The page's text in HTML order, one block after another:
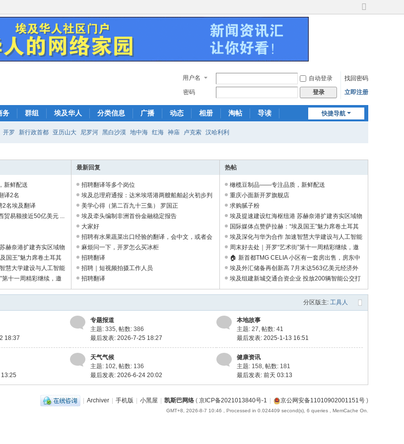
切
用户名 自动登录
找回密码
密码
登录 立即注册
快捷导航
务 群组 埃及华人 分类信息 广播 动态 相册 淘帖
导读
开罗 新行政首都 亚历山大 尼罗河 黑白沙漠 地中海 红海 神庙 卢克索 汉哈利利
新鲜配送
译2名
2名埃及翻译
贸易额接近50亿美元 ...
赫奈港扩建夯实区域物
国王”魅力席卷土耳其
慧大学建设与人工智能
第十一周精彩继续，邀
最新回复
招聘翻译等多个岗位
埃及总理府通报：达米埃塔港两艘船舶起火初步判
定系无人机引发 ...
美学心得（第二百九十三集） 罗国正
埃及牵头编制非洲首份金融稳定报告
大家好
招聘有水果蔬菜出口经验的翻译，会中文，或者会
英文都可以 ...
麻烦问一下，开罗怎么买冰柜
招聘翻译
招聘｜短视频拍摄工作人员
招聘翻译
热帖
橄榄豆制品——专注品质，新鲜配送
重庆小面新开罗旗舰店
求购腻子粉
埃及提速建设红海枢纽港 苏赫奈港扩建夯实区域物
流中心地位 ...
国际媒体点赞萨拉赫：“埃及国王”魅力席卷土耳其
全球影响力再 ...
埃及深化与华为合作 加速智慧大学建设与人工智能
人才培养 ...
周末好去处｜开罗“艺术街”第十一周精彩继续，邀
您一起打卡埃及 ...
🏠 新首都TMG CELIA 小区有一套房出售，房东中
国人 ...
埃及外汇储备再创新高 7月末达563亿美元经济外
部韧性持续提升 ...
埃及组建新城交通合资企业 投放200辆智能公交打
造智慧公共交通平 ...
分区版主: 工具人
18:37
专题报道
主题: 335, 帖数: 386
最后发表: 2026-7-25 18:27
本地故事
主题: 27, 帖数: 41
最后发表: 2025-1-13 16:51
天气气候
主题: 102, 帖数: 136
最后发表: 2026-6-24 20:02
健康资讯
主题: 158, 帖数: 181
最后发表: 前天 03:13
| Archiver | 手机版 | 小黑屋 | 凯斯巴网络 ( 京ICP备2021013840号-1 | 京公网安备11010902001151号 )
GMT+8, 2026-8-7 10:46 , Processed in 0.024409 second(s), 6 queries , MemCache On.